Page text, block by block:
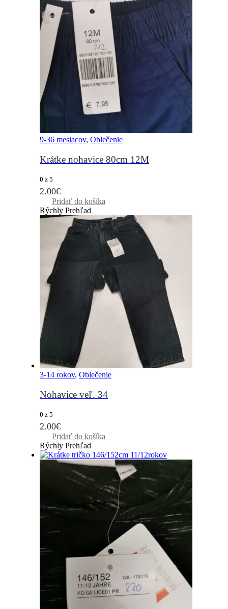
9-36 mesiacov, Oblečenie
Krátke nohavice 80cm 12M
0 z 5
2.00€
Pridať do košíka
Rýchly Prehľad
3-14 rokov, Oblečenie
Nohavice veľ. 34
0 z 5
2.00€
Pridať do košíka
Rýchly Prehľad